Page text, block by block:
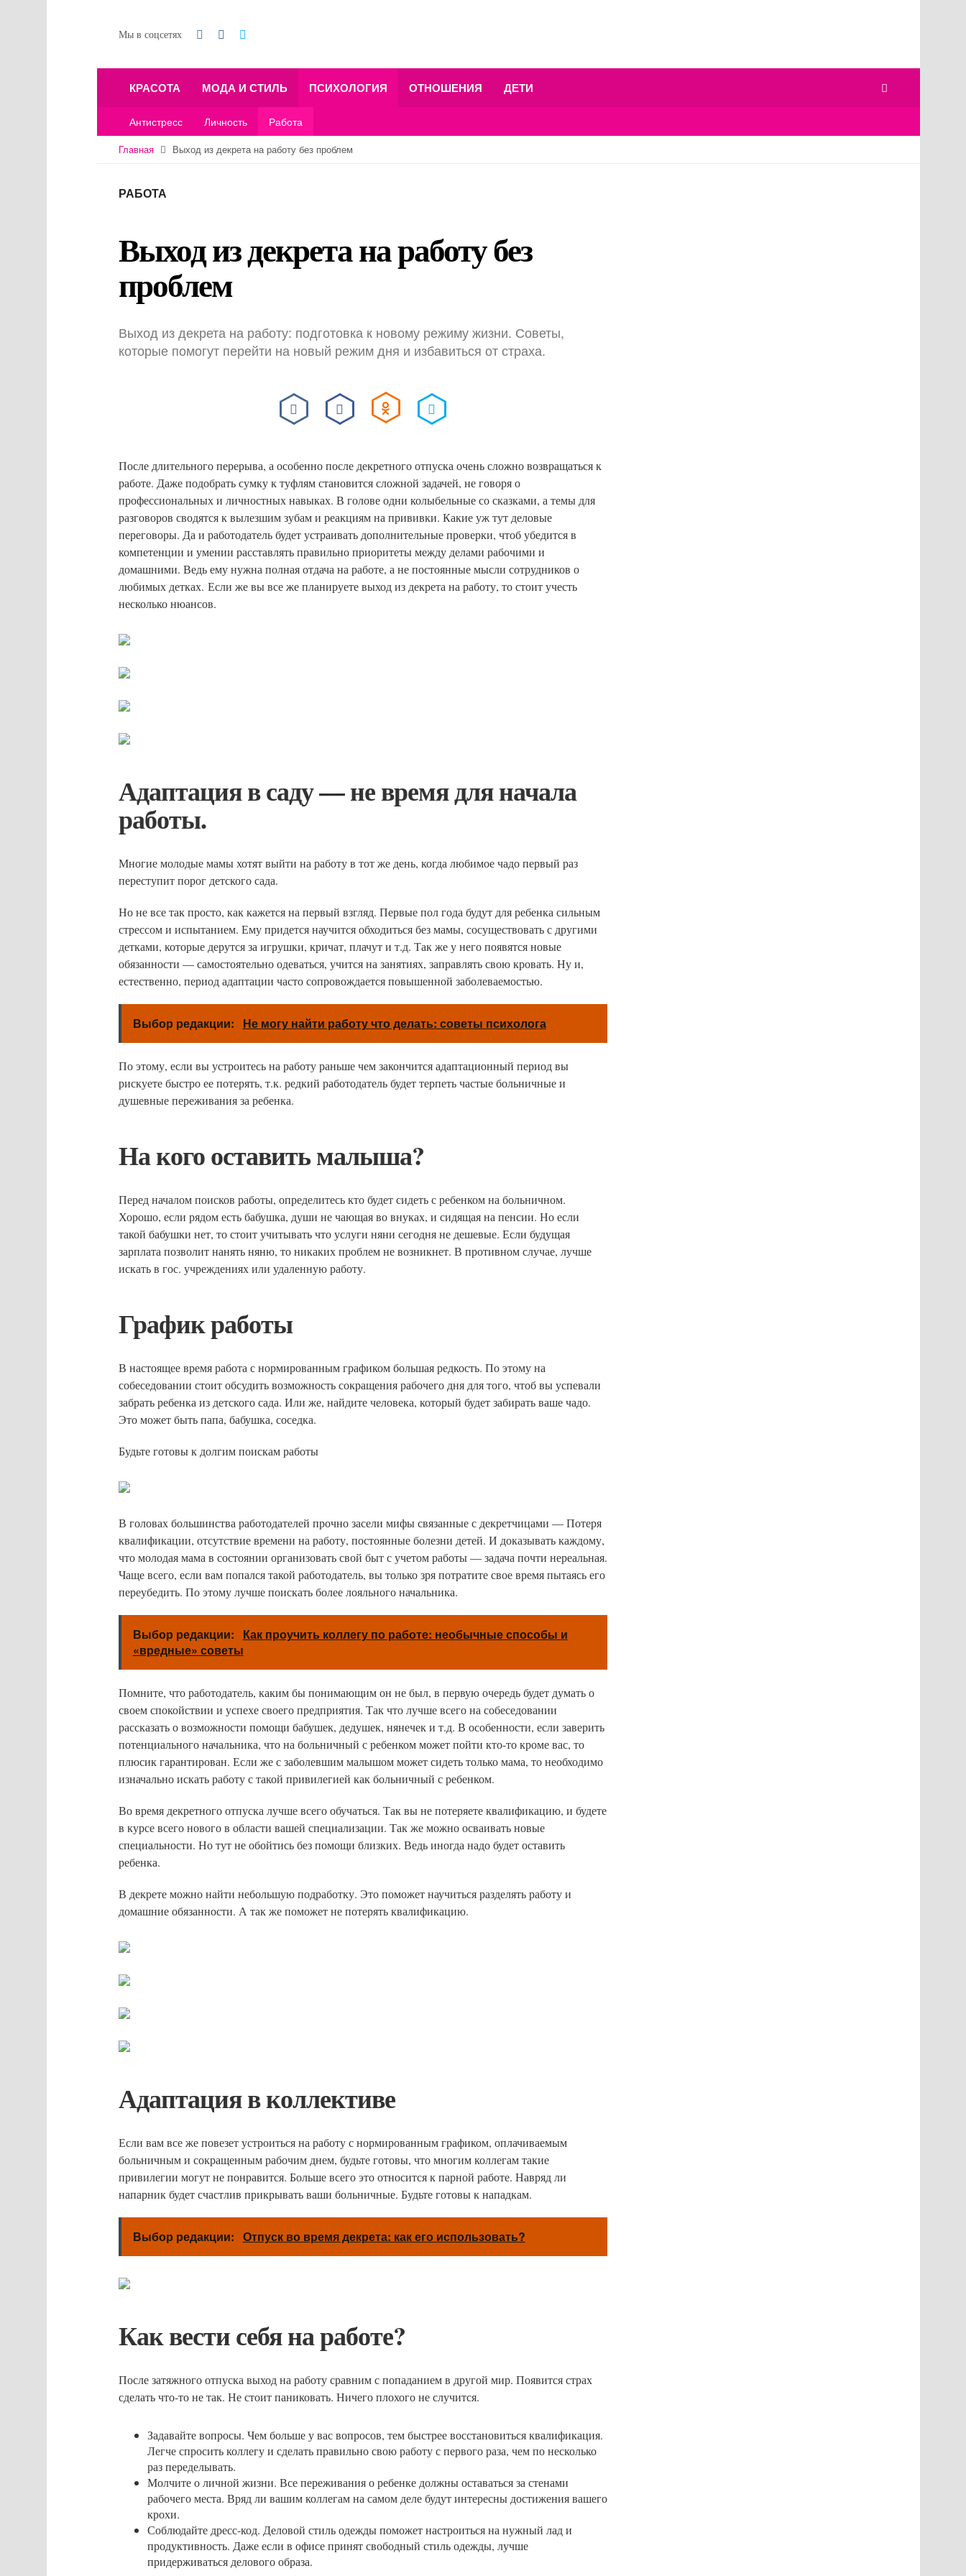
Мы в соцсетях
КРАСОТА МОДА И СТИЛЬ ПСИХОЛОГИЯ ОТНОШЕНИЯ ДЕТИ
Антистресс Личность Работа
Главная Выход из декрета на работу без проблем
РАБОТА
Выход из декрета на работу без
проблем
Выход из декрета на работу: подготовка к новому режиму жизни. Советы,
которые помогут перейти на новый режим дня и избавиться от страха.
После длительного перерыва, а особенно после декретного отпуска очень сложно возвращаться к
работе. Даже подобрать сумку к туфлям становится сложной задачей, не говоря о
профессиональных и личностных навыках. В голове одни колыбельные со сказками, а темы для
разговоров сводятся к вылезшим зубам и реакциям на прививки. Какие уж тут деловые
переговоры. Да и работодатель будет устраивать дополнительные проверки, чтоб убедится в
компетенции и умении расставлять правильно приоритеты между делами рабочими и
домашними. Ведь ему нужна полная отдача на работе, а не постоянные мысли сотрудников о
любимых детках. Если же вы все же планируете выход из декрета на работу, то стоит учесть
несколько нюансов.
Адаптация в саду — не время для начала
работы.
Многие молодые мамы хотят выйти на работу в тот же день, когда любимое чадо первый раз
переступит порог детского сада.
Но не все так просто, как кажется на первый взгляд. Первые пол года будут для ребенка сильным
стрессом и испытанием. Ему придется научится обходиться без мамы, сосуществовать с другими
детками, которые дерутся за игрушки, кричат, плачут и т.д. Так же у него появятся новые
обязанности — самостоятельно одеваться, учится на занятиях, заправлять свою кровать. Ну и,
естественно, период адаптации часто сопровождается повышенной заболеваемостью.
Выбор редакции: Не могу найти работу что делать: советы психолога
По этому, если вы устроитесь на работу раньше чем закончится адаптационный период вы
рискуете быстро ее потерять, т.к. редкий работодатель будет терпеть частые больничные и
душевные переживания за ребенка.
На кого оставить малыша?
Перед началом поисков работы, определитесь кто будет сидеть с ребенком на больничном.
Хорошо, если рядом есть бабушка, души не чающая во внуках, и сидящая на пенсии. Но если
такой бабушки нет, то стоит учитывать что услуги няни сегодня не дешевые. Если будущая
зарплата позволит нанять няню, то никаких проблем не возникнет. В противном случае, лучше
искать в гос. учреждениях или удаленную работу.
График работы
В настоящее время работа с нормированным графиком большая редкость. По этому на
собеседовании стоит обсудить возможность сокращения рабочего дня для того, чтоб вы успевали
забрать ребенка из детского сада. Или же, найдите человека, который будет забирать ваше чадо.
Это может быть папа, бабушка, соседка.
Будьте готовы к долгим поискам работы
В головах большинства работодателей прочно засели мифы связанные с декретчицами — Потеря
квалификации, отсутствие времени на работу, постоянные болезни детей. И доказывать каждому,
что молодая мама в состоянии организовать свой быт с учетом работы — задача почти нереальная.
Чаще всего, если вам попался такой работодатель, вы только зря потратите свое время пытаясь его
переубедить. По этому лучше поискать более лояльного начальника.
Выбор редакции:
Как проучить коллегу по работе: необычные способы и
«вредные» советы
Помните, что работодатель, каким бы понимающим он не был, в первую очередь будет думать о
своем спокойствии и успехе своего предприятия. Так что лучше всего на собеседовании
рассказать о возможности помощи бабушек, дедушек, нянечек и т.д. В особенности, если заверить
потенциального начальника, что на больничный с ребенком может пойти кто-то кроме вас, то
плюсик гарантирован. Если же с заболевшим малышом может сидеть только мама, то необходимо
изначально искать работу с такой привилегией как больничный с ребенком.
Во время декретного отпуска лучше всего обучаться. Так вы не потеряете квалификацию, и будете
в курсе всего нового в области вашей специализации. Так же можно осваивать новые
специальности. Но тут не обойтись без помощи близких. Ведь иногда надо будет оставить
ребенка.
В декрете можно найти небольшую подработку. Это поможет научиться разделять работу и
домашние обязанности. А так же поможет не потерять квалификацию.
Адаптация в коллективе
Если вам все же повезет устроиться на работу с нормированным графиком, оплачиваемым
больничным и сокращенным рабочим днем, будьте готовы, что многим коллегам такие
привилегии могут не понравится. Больше всего это относится к парной работе. Навряд ли
напарник будет счастлив прикрывать ваши больничные. Будьте готовы к нападкам.
Выбор редакции: Отпуск во время декрета: как его использовать?
Как вести себя на работе?
После затяжного отпуска выход на работу сравним с попаданием в другой мир. Появится страх
сделать что-то не так. Не стоит паниковать. Ничего плохого не случится.
Задавайте вопросы. Чем больше у вас вопросов, тем быстрее восстановиться квалификация.
Легче спросить коллегу и сделать правильно свою работу с первого раза, чем по несколько
раз переделывать.
Молчите о личной жизни. Все переживания о ребенке должны оставаться за стенами
рабочего места. Вряд ли вашим коллегам на самом деле будут интересны достижения вашего
крохи.
Соблюдайте дресс-код. Деловой стиль одежды поможет настроиться на нужный лад и
продуктивность. Даже если в офисе принят свободный стиль одежды, лучше
придерживаться делового образа.